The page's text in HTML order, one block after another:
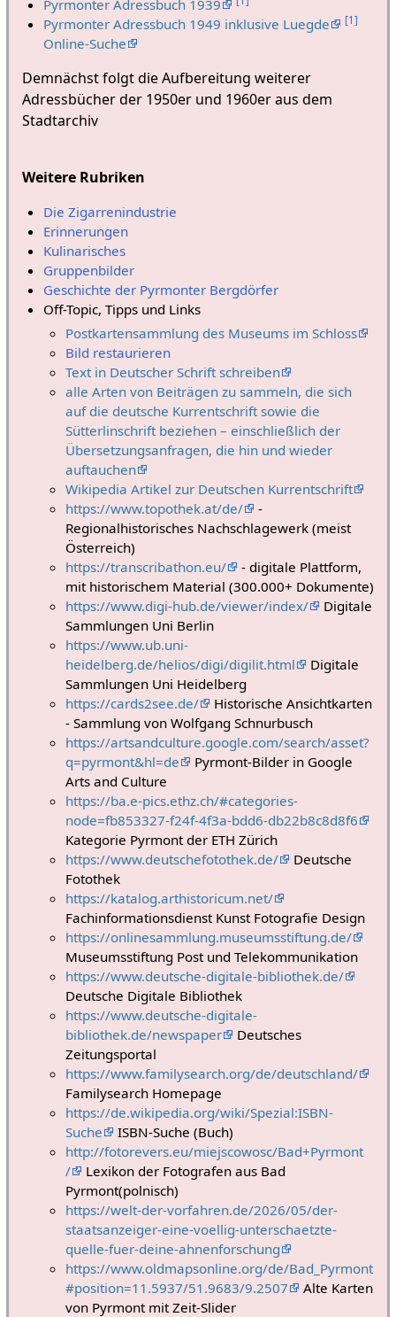
Pyrmonter Adressbuch 1939
Pyrmonter Adressbuch 1949 inklusive Luegde [1]
Online-Suche
Demnächst folgt die Aufbereitung weiterer
Adressbücher der 1950er und 1960er aus dem
Stadtarchiv
Weitere Rubriken
Die Zigarrenindustrie
Erinnerungen
Kulinarisches
Gruppenbilder
Geschichte der Pyrmonter Bergdörfer
Off-Topic, Tipps und Links
Postkartensammlung des Museums im Schloss
Bild restaurieren
Text in Deutscher Schrift schreiben
alle Arten von Beiträgen zu sammeln, die sich
auf die deutsche Kurrentschrift sowie die
Sütterlinschrift beziehen – einschließlich der
Übersetzungsanfragen, die hin und wieder
auftauchen
Wikipedia Artikel zur Deutschen Kurrentschrift
https://www.topothek.at/de/
-
Regionalhistorisches Nachschlagewerk (meist
Österreich)
https://transcribathon.eu/
- digitale Plattform,
mit historischem Material (300.000+ Dokumente)
https://www.digi-hub.de/viewer/index/
Digitale
Sammlungen Uni Berlin
https://www.ub.uni-
heidelberg.de/helios/digi/digilit.html
Digitale
Sammlungen Uni Heidelberg
https://cards2see.de/
Historische Ansichtkarten
- Sammlung von Wolfgang Schnurbusch
https://artsandculture.google.com/search/asset?
q=pyrmont&hl=de
Pyrmont-Bilder in Google
Arts and Culture
https://ba.e-pics.ethz.ch/#categories-
node=fb853327-f24f-4f3a-bdd6-db22b8c8d8f6
Kategorie Pyrmont der ETH Zürich
https://www.deutschefotothek.de/
Deutsche
Fotothek
https://katalog.arthistoricum.net/
Fachinformationsdienst Kunst Fotografie Design
https://onlinesammlung.museumsstiftung.de/
Museumsstiftung Post und Telekommunikation
https://www.deutsche-digitale-bibliothek.de/
Deutsche Digitale Bibliothek
https://www.deutsche-digitale-
bibliothek.de/newspaper
Deutsches
Zeitungsportal
https://www.familysearch.org/de/deutschland/
Familysearch Homepage
https://de.wikipedia.org/wiki/Spezial:ISBN-
Suche
ISBN-Suche (Buch)
http://fotorevers.eu/miejscowosc/Bad+Pyrmont
/
Lexikon der Fotografen aus Bad
Pyrmont(polnisch)
https://welt-der-vorfahren.de/2026/05/der-
staatsanzeiger-eine-voellig-unterschaetzte-
quelle-fuer-deine-ahnenforschung
https://www.oldmapsonline.org/de/Bad_Pyrmont
#position=11.5937/51.9683/9.2507
Alte Karten
von Pyrmont mit Zeit-Slider